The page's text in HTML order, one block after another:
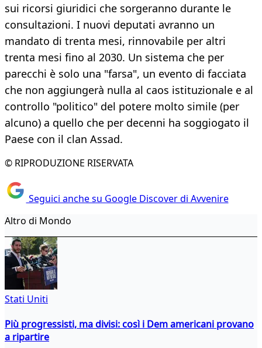
sui ricorsi giuridici che sorgeranno durante le
consultazioni. I nuovi deputati avranno un
mandato di trenta mesi, rinnovabile per altri
trenta mesi fino al 2030. Un sistema che per
parecchi è solo una "farsa", un evento di facciata
che non aggiungerà nulla al caos istituzionale e al
controllo "politico" del potere molto simile (per
alcuno) a quello che per decenni ha soggiogato il
Paese con il clan Assad.
© RIPRODUZIONE RISERVATA
Seguici anche su Google Discover di Avvenire
Altro di Mondo
Stati Uniti
Più progressisti, ma divisi: così i Dem americani provano
a ripartire